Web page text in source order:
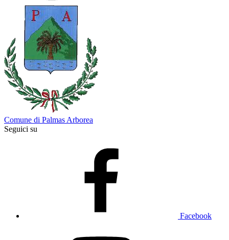
Comune di Palmas Arborea
Seguici su
Facebook